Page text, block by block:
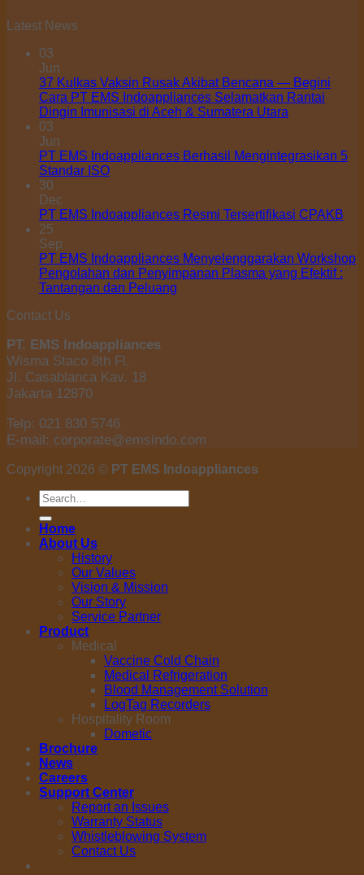
Latest News
03
Jun
37 Kulkas Vaksin Rusak Akibat Bencana — Begini
Cara PT EMS Indoappliances Selamatkan Rantai
Dingin Imunisasi di Aceh & Sumatera Utara
03
Jun
PT EMS Indoappliances Berhasil Mengintegrasikan 5
Standar ISO
30
Dec
PT EMS Indoappliances Resmi Tersertifikasi CPAKB
25
Sep
PT EMS Indoappliances Menyelenggarakan Workshop
Pengolahan dan Penyimpanan Plasma yang Efektif :
Tantangan dan Peluang
Contact Us
PT. EMS Indoappliances
Wisma Staco 8th Fl.
Jl. Casablanca Kav. 18
Jakarta 12870
Telp: 021 830 5746
E-mail: corporate@emsindo.com
Copyright 2026 © PT EMS Indoappliances
Search
for:
Home
About Us
History
Our Values
Vision & Mission
Our Story
Service Partner
Product
Medical
Vaccine Cold Chain
Medical Refrigeration
Blood Management Solution
LogTag Recorders
Hospitality Room
Dometic
Brochure
News
Careers
Support Center
Report an Issues
Warranty Status
Whistleblowing System
Contact Us